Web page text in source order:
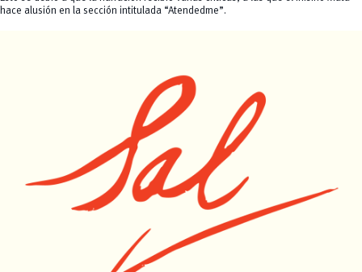
hace alusión en la sección intitulada “Atendedme”.